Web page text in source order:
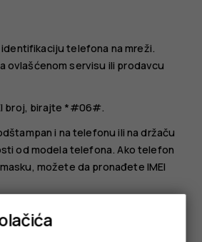
identifikaciju telefona na mreži.
ovlašćenom servisu ili prodavcu
broj, birajte *#06#.
i na telefonu ili na držaču
od modela telefona. Ako telefon
možete da pronađete IMEI